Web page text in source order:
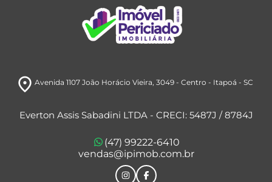
room Avenida 1107 João Horácio Vieira, 3049- Centro - Itapoá - SC
Everton Assis Sabadini LTDA - CRECI: 5487J / 8784J
(47) 99222-6410
vendas@ipimob.com.br